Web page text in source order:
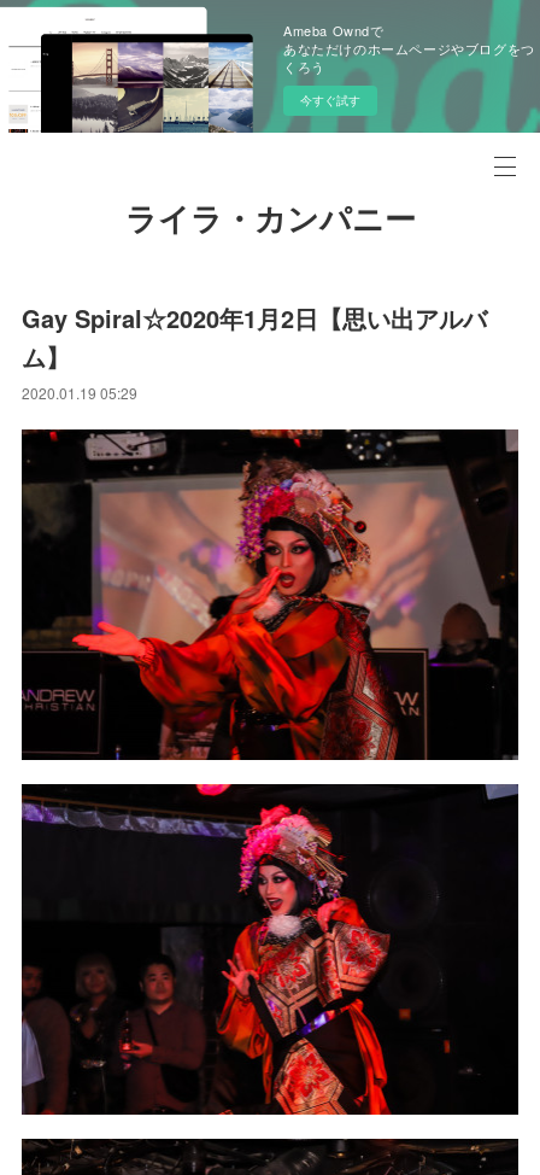
Ameba Owndで
あなただけのホームページやブログをつ
くろう
今すぐ試す
ライラ・カンパニー
Gay Spiral☆2020年1月2日【思い出アルバ
ム】
2020.01.19 05:29